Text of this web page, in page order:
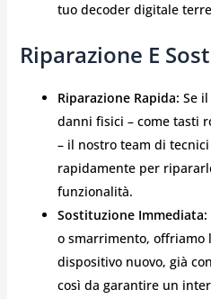
tuo decoder digitale
Riparazione E
Riparazione Rapida: Se
danni fisici – come tasti
– il nostro team di
rapidamente per
funzionalità.
Sostituzione Immediata:
o smarrimento, offriamo
dispositivo nuovo, già
così da garantire un